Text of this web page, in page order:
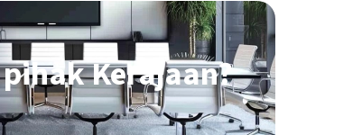
Kerajaan?